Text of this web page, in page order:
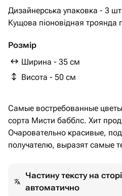
Дизайнерська упаковка - 3
Кущова піоновідная
Розмір
Ширина - 35 см
Висота - 50 см
Самые востребованные
сорта Мисти бабблс. Хит
Очаровательно красивые,
получателю, выразят самые
Частину тексту на
автоматично